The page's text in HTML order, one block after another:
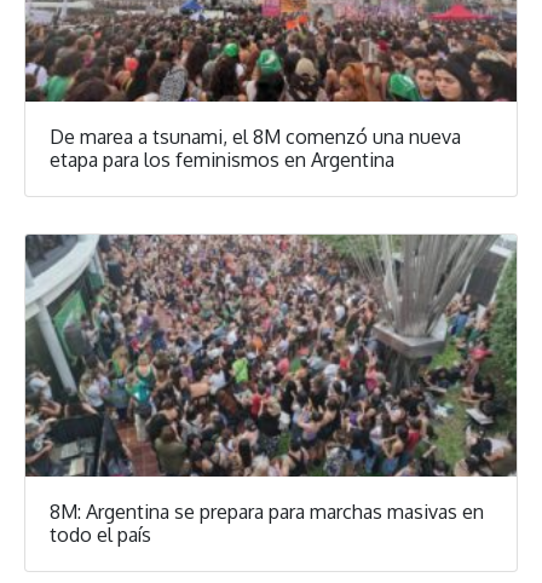
De marea a tsunami, el 8M comenzó una nueva
etapa para los feminismos en Argentina
8M: Argentina se prepara para marchas masivas en
todo el país